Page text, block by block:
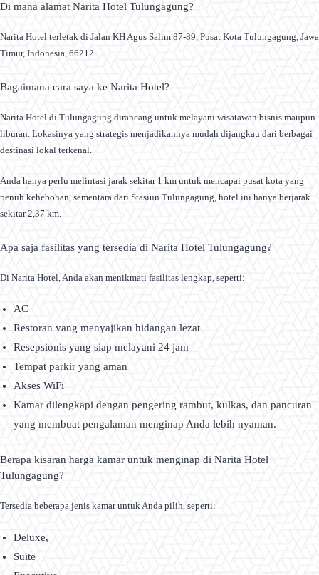
Di mana alamat Narita Hotel Tulungagung?
Narita Hotel terletak di Jalan KH Agus Salim 87-89, Pusat Kota Tulungagung, Jawa
Timur, Indonesia, 66212.
Bagaimana cara saya ke Narita Hotel?
Narita Hotel di Tulungagung dirancang untuk melayani wisatawan bisnis maupun
liburan. Lokasinya yang strategis menjadikannya mudah dijangkau dari berbagai
destinasi lokal terkenal.
Anda hanya perlu melintasi jarak sekitar 1 km untuk mencapai pusat kota yang
penuh kehebohan, sementara dari Stasiun Tulungagung, hotel ini hanya berjarak
sekitar 2,37 km.
Apa saja fasilitas yang tersedia di Narita Hotel Tulungagung?
Di Narita Hotel, Anda akan menikmati fasilitas lengkap, seperti:
AC
Restoran yang menyajikan hidangan lezat
Resepsionis yang siap melayani 24 jam
Tempat parkir yang aman
Akses WiFi
Kamar dilengkapi dengan pengering rambut, kulkas, dan pancuran
yang membuat pengalaman menginap Anda lebih nyaman.
Berapa kisaran harga kamar untuk menginap di Narita Hotel
Tulungagung?
Tersedia beberapa jenis kamar untuk Anda pilih, seperti:
Deluxe,
Suite